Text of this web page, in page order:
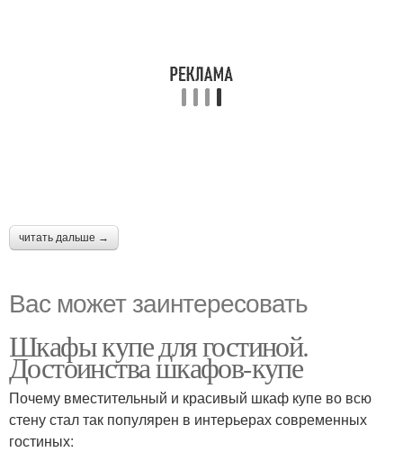
читать дальше →
Вас может заинтересовать
Шкафы купе для гостиной.
Достоинства шкафов-купе
Почему вместительный и красивый шкаф купе во всю
стену стал так популярен в интерьерах современных
гостиных: